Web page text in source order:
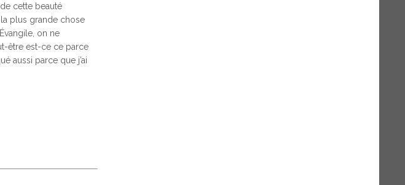
cette beauté
plus grande chose
on ne
être est-ce ce parce
aussi parce que j’ai